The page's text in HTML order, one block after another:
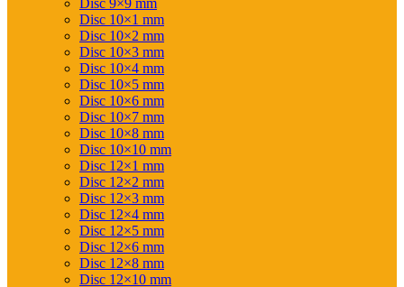
Disc 9×9 mm
Disc 10×1 mm
Disc 10×2 mm
Disc 10×3 mm
Disc 10×4 mm
Disc 10×5 mm
Disc 10×6 mm
Disc 10×7 mm
Disc 10×8 mm
Disc 10×10 mm
Disc 12×1 mm
Disc 12×2 mm
Disc 12×3 mm
Disc 12×4 mm
Disc 12×5 mm
Disc 12×6 mm
Disc 12×8 mm
Disc 12×10 mm